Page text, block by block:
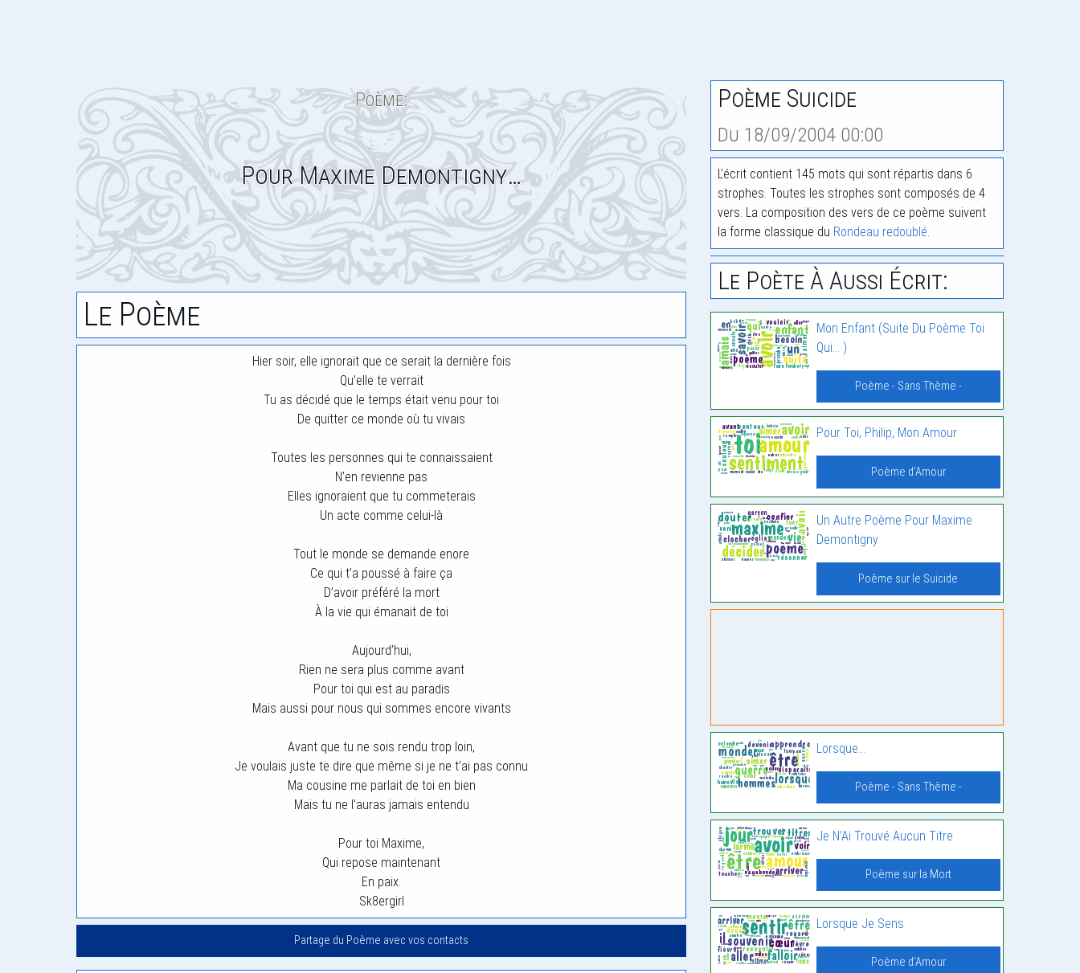
Poème:
Pour Maxime Demontigny…
Le Poème
Hier soir, elle ignorait que ce serait la dernière fois
Qu’elle te verrait
Tu as décidé que le temps était venu pour toi
De quitter ce monde où tu vivais
Toutes les personnes qui te connaissaient
N’en revienne pas
Elles ignoraient que tu commeterais
Un acte comme celui-là
Tout le monde se demande enore
Ce qui t’a poussé à faire ça
D’avoir préféré la mort
À la vie qui émanait de toi
Aujourd’hui,
Rien ne sera plus comme avant
Pour toi qui est au paradis
Mais aussi pour nous qui sommes encore vivants
Avant que tu ne sois rendu trop loin,
Je voulais juste te dire que même si je ne t’ai pas connu
Ma cousine me parlait de toi en bien
Mais tu ne l’auras jamais entendu
Pour toi Maxime,
Qui repose maintenant
En paix.
Sk8ergirl
Partage du Poème avec vos contacts
Poème Suicide
Du 18/09/2004 00:00
L'écrit contient 145 mots qui sont répartis dans 6
strophes. Toutes les strophes sont composés de 4
vers. La composition des vers de ce poème suivent
la forme classique du Rondeau redoublé.
Le Poète À Aussi Écrit:
Mon Enfant (Suite Du Poème Toi
Qui… )
Poème - Sans Thème -
Pour Toi, Philip, Mon Amour
Poème d'Amour
Un Autre Poème Pour Maxime
Demontigny
Poème sur le Suicide
Lorsque…
Poème - Sans Thème -
Je N’Ai Trouvé Aucun Titre
Poème sur la Mort
Lorsque Je Sens
Poème d'Amour